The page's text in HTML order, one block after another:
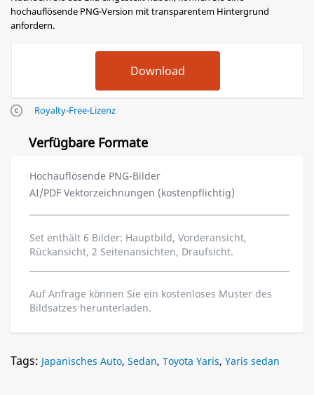
hochauflösende PNG-Version mit transparentem Hintergrund
anfordern.
Royalty-Free-Lizenz
Verfügbare Formate
Hochauflösende PNG-Bilder
AI/PDF Vektorzeichnungen (kostenpflichtig)
Set enthält 6 Bilder: Hauptbild, Vorderansicht,
Rückansicht, 2 Seitenansichten, Draufsicht.
Auf Anfrage können Sie ein kostenloses Muster des
Bildsatzes herunterladen.
Tags: Japanisches Auto, Sedan, Toyota Yaris, Yaris sedan